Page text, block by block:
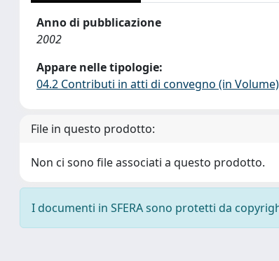
Anno di pubblicazione
2002
Appare nelle tipologie:
04.2 Contributi in atti di convegno (in Volume)
File in questo prodotto:
Non ci sono file associati a questo prodotto.
I documenti in SFERA sono protetti da